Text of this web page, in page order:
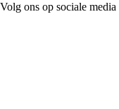
Volg ons op sociale media